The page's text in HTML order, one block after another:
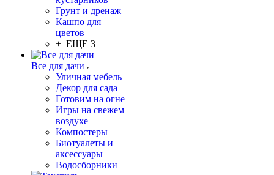
Грунт и дренаж
Кашпо для
цветов
+ ЕЩЕ 3
Все для дачи
Уличная мебель
Декор для сада
Готовим на огне
Игры на свежем
воздухе
Компостеры
Биотуалеты и
аксессуары
Водосборники